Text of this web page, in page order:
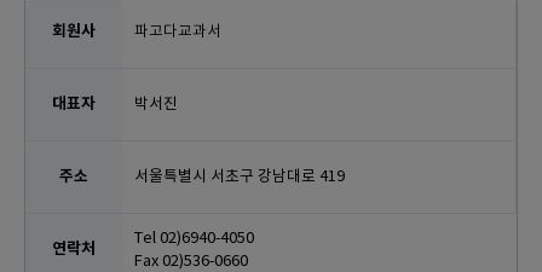
파고다교과서
박서진
서울특별시 서초구 강남대로 419
Tel 02)6940-4050
Fax 02)536-0660